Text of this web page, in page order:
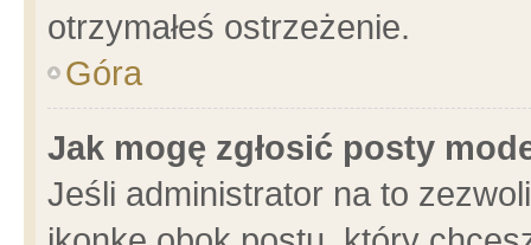
otrzymałeś ostrzeżenie.
Góra
Jak mogę zgłosić posty
Jeśli administrator na to